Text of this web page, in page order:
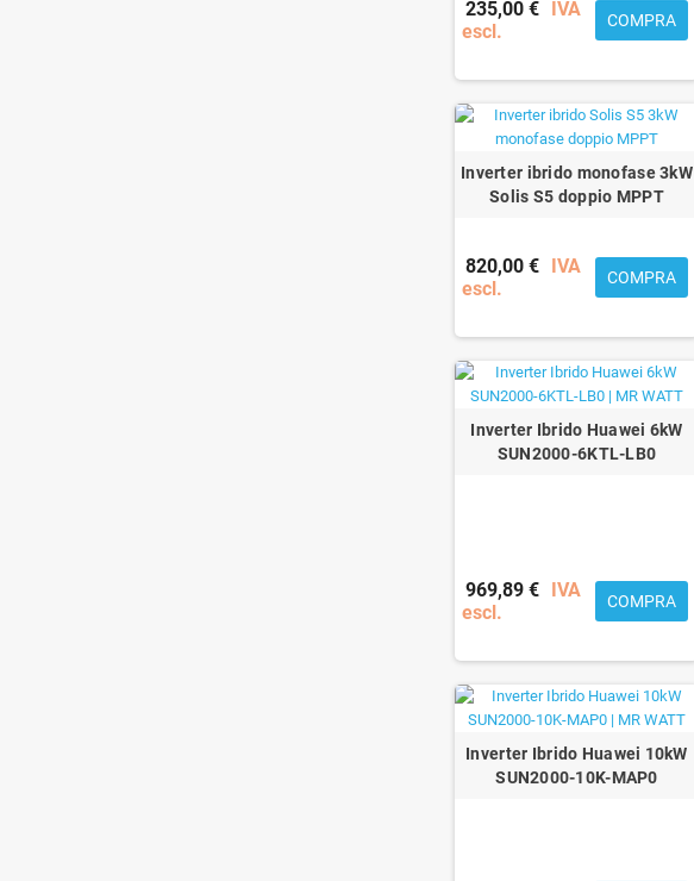
235,00 € IVA
escl.
COMPRA
Inverter ibrido monofase 3kW
Solis S5 doppio MPPT
820,00 € IVA
escl.
COMPRA
Inverter Ibrido Huawei 6kW
SUN2000-6KTL-LB0
969,89 € IVA
escl.
COMPRA
Inverter Ibrido Huawei 10kW
SUN2000-10K-MAP0